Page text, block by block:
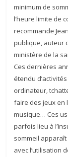
minimum de
l’heure limite de
recommande
publique, auteur
ministère de la
Ces dernières
étendu
ordinateur,
faire des jeux en
musique… Ces
parfois lieu à
sommeil
avec l’utilisation